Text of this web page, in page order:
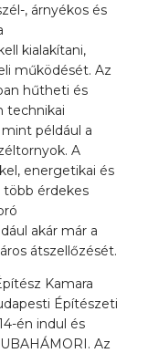
, árnyékos és
kialakítani,
működését. Az
hűtheti és
technikai
például a
A
energetikai és
több érdekes
akár már a
átszellőzését.
Kamara
Építészeti
én indul és
Az